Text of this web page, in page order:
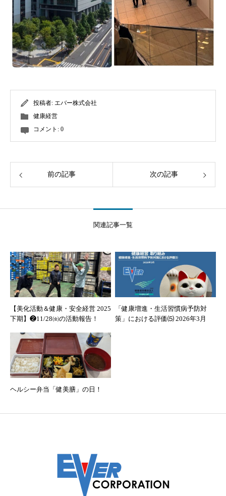
投稿者: エバー株式会社
健康経営
コメント: 0
前の記事 次の記事
関連記事一覧
【美化活動＆健康・安全経営 2025
下期】❷11/28㈮の活動報告！
「健康増進・生活習慣病予防対
策」における評価⑸ 2026年3月
ヘルシー弁当「健美膳」の日！